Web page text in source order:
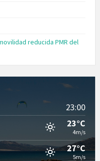
reducida PMR del
23:00
23°C
4m/s
27°C
5m/s